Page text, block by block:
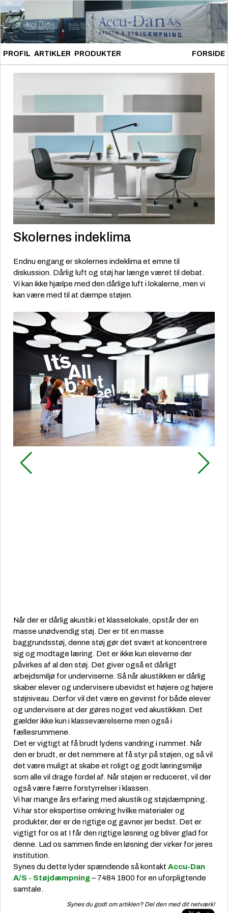
PROFIL ARTIKLER PRODUKTER FORSIDE
Skolernes indeklima
Endnu engang er skolernes indeklima et emne til
diskussion. Dårlig luft og støj har længe været til debat.
Vi kan ikke hjælpe med den dårlige luft i lokalerne, men vi
kan være med til at dæmpe støjen.
Når der er dårlig akustik i et klasselokale, opstår der en
masse unødvendig støj. Der er tit en masse
baggrundsstøj, denne støj gør det svært at koncentrere
sig og modtage læring. Det er ikke kun eleverne der
påvirkes af al den støj. Det giver også et dårligt
arbejdsmiljø for underviserne. Så når akustikken er dårlig
skaber elever og undervisere ubevidst et højere og højere
støjniveau. Derfor vil det være en gevinst for både elever
og undervisere at der gøres noget ved akustikken. Det
gælder ikke kun i klasseværelserne men også i
fællesrummene.
Det er vigtigt at få brudt lydens vandring i rummet. Når
den er brudt, er det nemmere at få styr på støjen, og så vil
det være muligt at skabe et roligt og godt læringsmiljø
som alle vil drage fordel af. Når støjen er reduceret, vil der
også være færre forstyrrelser i klassen.
Vi har mange års erfaring med akustik og støjdæmpning.
Vi har stor ekspertise omkring hvilke materialer og
produkter, der er de rigtige og gavner jer bedst. Det er
vigtigt for os at I får den rigtige løsning og bliver glad for
denne. Lad os sammen finde en løsning der virker for jeres
institution.
Synes du dette lyder spændende så kontakt Accu-Dan
A/S - Støjdæmpning– 7484 1800 for en uforpligtende
samtale.
Synes du godt om artiklen? Del den med dit netværk!